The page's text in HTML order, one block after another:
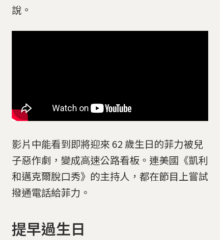
說。
影片中能看到即將迎來 62 歲生日的菲力被兒
子惡作劇，變成高速公路看板。連美國《凱利
和邁克爾脫口秀》的主持人，都在節目上嘗試
撥通電話給菲力。
提早過生日